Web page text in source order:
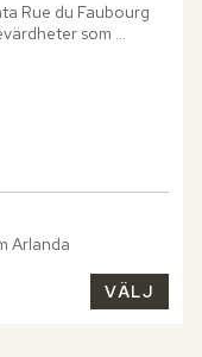
Rue du Faubourg
som
Hotellets utmärkta
Arlanda
VÄLJ